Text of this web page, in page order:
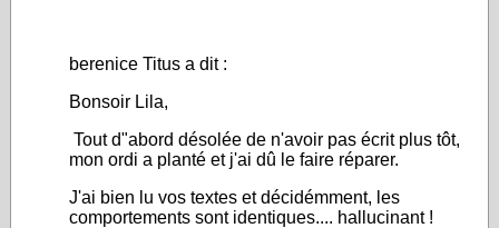
berenice Titus a dit :
Bonsoir Lila,
Tout d"abord désolée de n'avoir pas écrit plus tôt,
mon ordi a planté et j'ai dû le faire réparer.
J'ai bien lu vos textes et décidémment, les
comportements sont identiques.... hallucinant !